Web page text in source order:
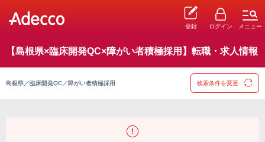
登録 ログイン メニュー
【島根県×臨床開発QC×障がい者積極採用】転職・求人情報
島根県／臨床開発QC／障がい者積極採用 検索条件を変更